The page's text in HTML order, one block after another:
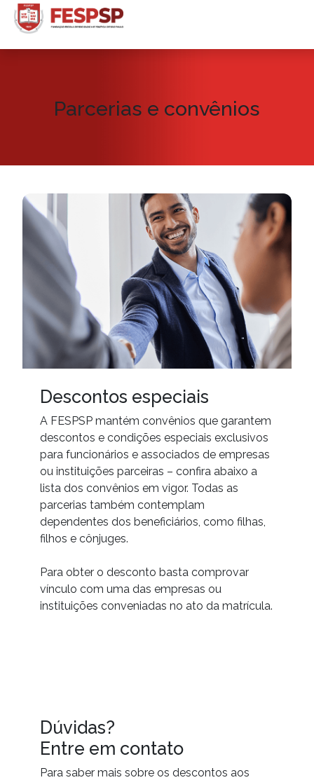
Parcerias e convênios
Descontos especiais
A FESPSP mantém convênios que garantem
descontos e condições especiais exclusivos
para funcionários e associados de empresas
ou instituições parceiras – confira abaixo a
lista dos convênios em vigor. Todas as
parcerias também contemplam
dependentes dos beneficiários, como filhas,
filhos e cônjuges.
Para obter o desconto basta comprovar
vínculo com uma das empresas ou
instituições conveniadas no ato da matrícula.
Dúvidas?
Entre em contato
Para saber mais sobre os descontos aos